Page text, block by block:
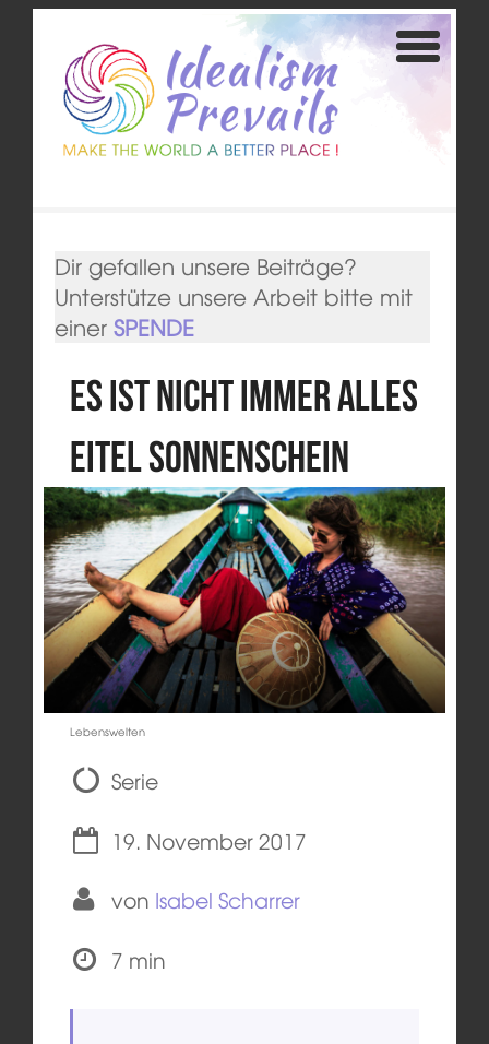
Dir gefallen unsere Beiträge?
Unterstütze unsere Arbeit bitte mit
einer SPENDE
Es ist nicht immer alles
eitel Sonnenschein
Lebenswelten
Serie
19. November 2017
von Isabel Scharrer
7 min